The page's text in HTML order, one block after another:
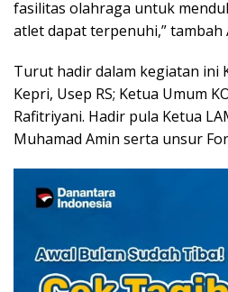
fasilitas olahraga untuk
atlet dapat terpenuhi,” tambah
Turut hadir dalam kegiatan ini
Kepri, Usep RS; Ketua Umum
Rafitriyani. Hadir pula Ketua
Muhamad Amin serta unsur